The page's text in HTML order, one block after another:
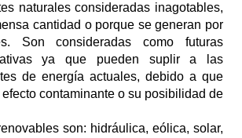
naturales consideradas inagotables,
cantidad o porque se generan por
Son consideradas como futuras
ya que pueden suplir a las
de energía actuales, debido a que
contaminante o su posibilidad de
son: hidráulica, eólica, solar,